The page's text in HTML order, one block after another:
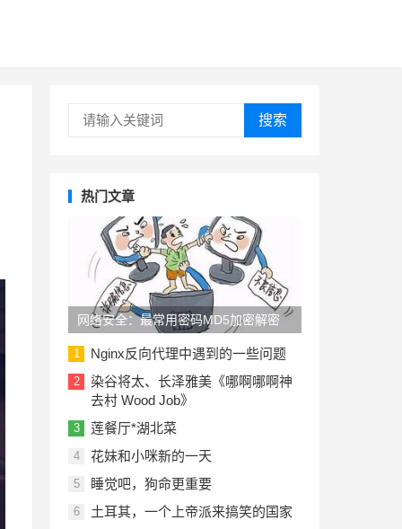
搜索
热门文章
网络安全：最常用密码MD5加密解密
1 Nginx反向代理中遇到的一些问题
2
染谷将太、长泽雅美《哪啊哪啊神
去村 Wood Job》
3 莲餐厅*湖北菜
4 花妹和小咪新的一天
5 睡觉吧，狗命更重要
6 土耳其，一个上帝派来搞笑的国家